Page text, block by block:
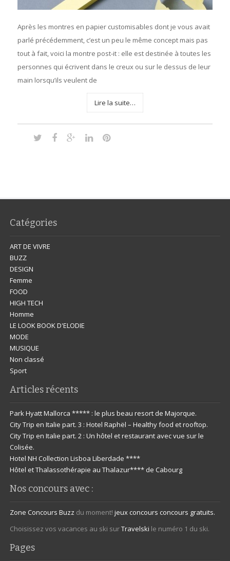
Après les montres en papier customisables dont je vous avait
parlé précédemment, c’est un peu le même concept mais pas
tout à fait, voici la montre post-it : elle est destinée à toutes les
personnes qui écrivent dans le creux ou sur le dessus de leur
main lorsqu’ils veulent de
Lire la suite…
Catégories
ART DE VIVRE
BUZZ
DESIGN
Femme
FOOD
HIGH TECH
Homme
LE LOOK BOOK D'ELODIE
MODE
MUSIQUE
Non classé
Sport
Articles récents
Park Hyatt Mallorca ***** : le plus beau resort de Majorque.
City Trip en Italie part. 3 : Hotel Raphël – Healthy food et rooftop.
City Trip en Italie part. 2 : Un hôtel et restaurant avec vue sur le
Colisée.
Hotel NH Collection Lisboa Liberdade ****
Hôtel et Thalassothérapie au Thalazur**** de Cabourg
Nos concours avec :
Zone Concours Buzz du moment!jeux concours concours gratuits.
Choisissez vos vacances au ski surTravelski le numéro 1 du ski.
Pages